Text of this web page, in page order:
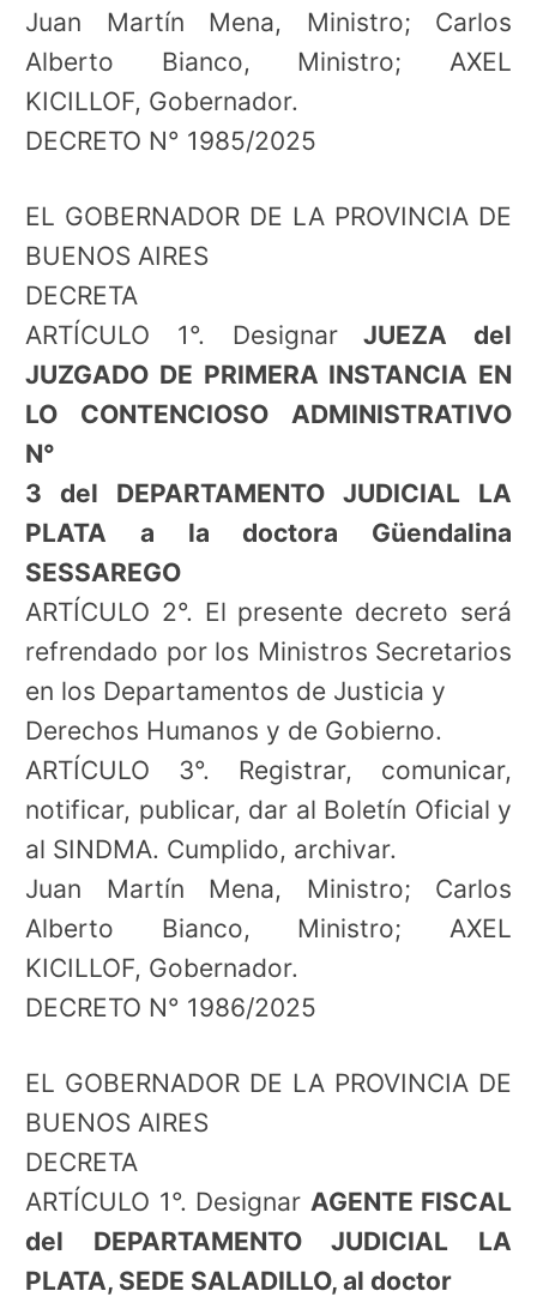
Juan Martín Mena, Ministro; Carlos
Alberto Bianco, Ministro; AXEL
KICILLOF, Gobernador.
DECRETO N° 1985/2025
EL GOBERNADOR DE LA PROVINCIA DE
BUENOS AIRES
DECRETA
ARTÍCULO 1°. DesignarJUEZA del
JUZGADO DE PRIMERA INSTANCIA EN
LO CONTENCIOSO ADMINISTRATIVO
N°
3 del DEPARTAMENTO JUDICIAL LA
PLATA a la doctora Güendalina
SESSAREGO
ARTÍCULO 2°. El presente decreto será
refrendado por los Ministros Secretarios
en los Departamentos de Justicia y
Derechos Humanos y de Gobierno.
ARTÍCULO 3°. Registrar, comunicar,
notificar, publicar, dar al Boletín Oficial y
al SINDMA. Cumplido, archivar.
Juan Martín Mena, Ministro; Carlos
Alberto Bianco, Ministro; AXEL
KICILLOF, Gobernador.
DECRETO N° 1986/2025
EL GOBERNADOR DE LA PROVINCIA DE
BUENOS AIRES
DECRETA
ARTÍCULO 1°. Designar AGENTE FISCAL
del DEPARTAMENTO JUDICIAL LA
PLATA, SEDE SALADILLO, al doctor